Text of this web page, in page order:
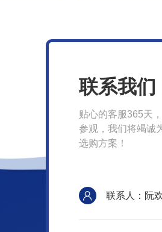
联系我们
贴心的客服365天
参观，我们将竭诚
选购方案！
联系人：阮